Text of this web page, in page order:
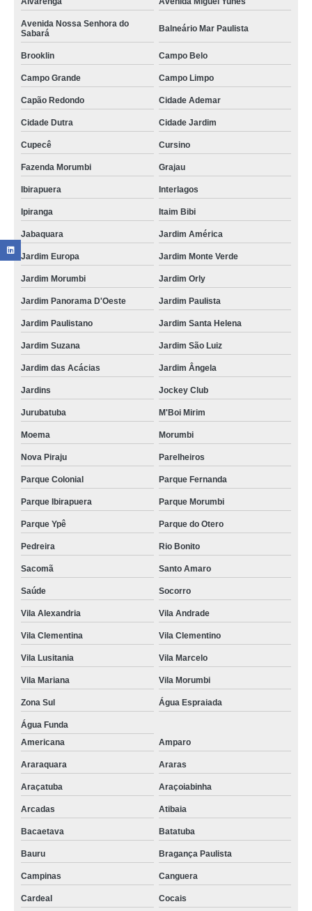
Avenida Nossa Senhora do
Sabará
Balneário Mar Paulista
Brooklin Campo Belo
Campo Grande Campo Limpo
Capão Redondo Cidade Ademar
Cidade Dutra Cidade Jardim
Cupecê Cursino
Fazenda Morumbi Grajau
Ibirapuera Interlagos
Ipiranga Itaim Bibi
Jabaquara Jardim América
Jardim Europa Jardim Monte Verde
Jardim Morumbi Jardim Orly
Jardim Panorama D'Oeste Jardim Paulista
Jardim Paulistano Jardim Santa Helena
Jardim Suzana Jardim São Luiz
Jardim das Acácias Jardim Ângela
Jardins Jockey Club
Jurubatuba M'Boi Mirim
Moema Morumbi
Nova Piraju Parelheiros
Parque Colonial Parque Fernanda
Parque Ibirapuera Parque Morumbi
Parque Ypê Parque do Otero
Pedreira Rio Bonito
Sacomã Santo Amaro
Saúde Socorro
Vila Alexandria Vila Andrade
Vila Clementina Vila Clementino
Vila Lusitania Vila Marcelo
Vila Mariana Vila Morumbi
Zona Sul Água Espraiada
Água Funda
Americana
Amparo
Araraquara Araras
Araçatuba Araçoiabinha
Arcadas Atibaia
Bacaetava Batatuba
Bauru Bragança Paulista
Campinas Canguera
Cardeal Cocais